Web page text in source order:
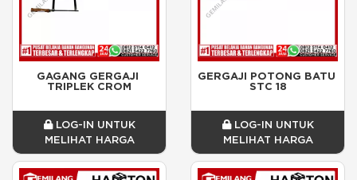
GAGANG GERGAJI
TRIPLEK CROM
LOG-IN UNTUK
MELIHAT HARGA
GERGAJI POTONG BATU
STC 18
LOG-IN UNTUK
MELIHAT HARGA